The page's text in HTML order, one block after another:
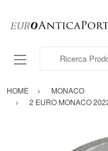
Ricerca Prodotto
HOME
MONACO
2 EURO MONACO